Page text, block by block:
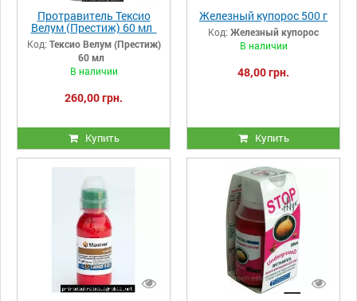
Протравитель Тексио
Велум (Престиж) 60 мл
Код: Тексио Велум (Престиж)
60 мл
В наличии
260,00 грн.
Купить
Железный купорос 500 г
Код: Железный купорос
В наличии
48,00 грн.
Купить